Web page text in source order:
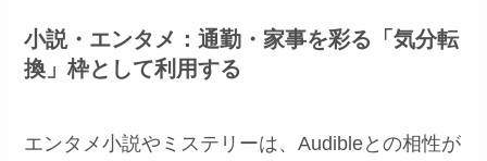
小説・エンタメ：通勤・家事を彩る「気分転
換」枠として利用する
エンタメ小説やミステリーは、Audibleとの相性が